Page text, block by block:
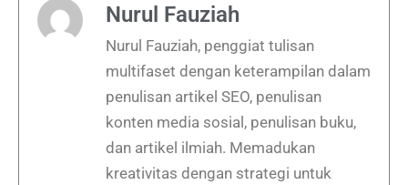
Nurul Fauziah
Nurul Fauziah, penggiat tulisan
multifaset dengan keterampilan dalam
penulisan artikel SEO, penulisan
konten media sosial, penulisan buku,
dan artikel ilmiah. Memadukan
kreativitas dengan strategi untuk